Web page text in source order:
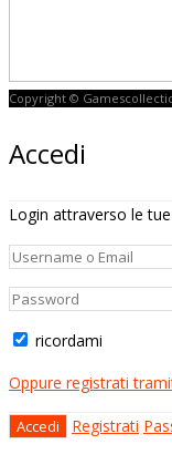
Copyright ©
Accedi
Login attraverso le
ricordami
Oppure registrati
Registrati